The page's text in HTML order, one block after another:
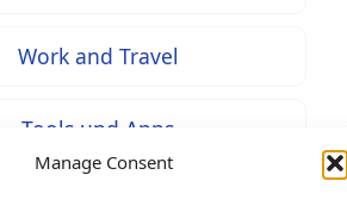
Manage Consent
Work and Travel
Tools und Apps